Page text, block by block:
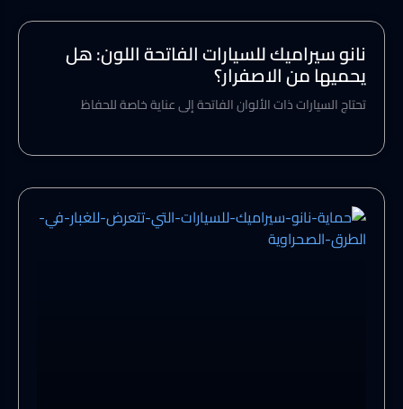
نانو سيراميك للسيارات الفاتحة اللون: هل
يحميها من الاصفرار؟
تحتاج السيارات ذات الألوان الفاتحة إلى عناية خاصة للحفاظ